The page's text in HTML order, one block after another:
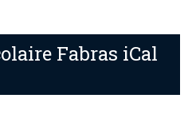
Fabras iCal